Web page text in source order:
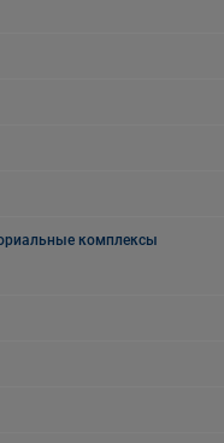
комплексы